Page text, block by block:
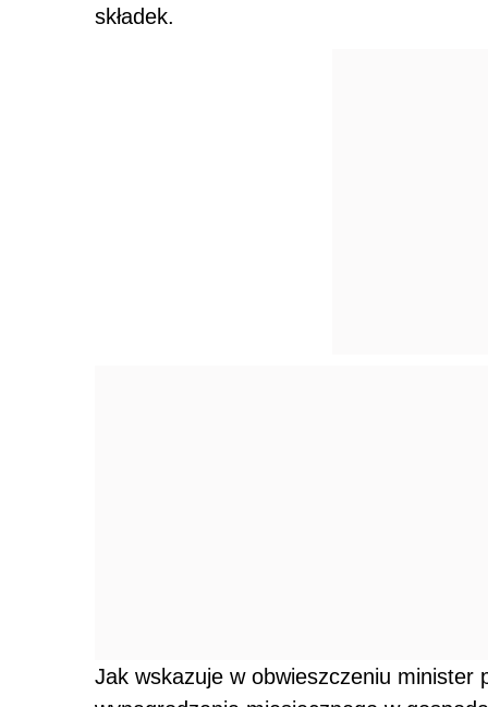
składek.
Jak wskazuje w obwieszczeniu minister